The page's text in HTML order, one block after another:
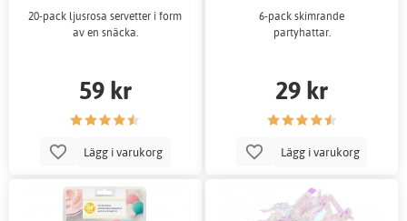
20-pack ljusrosa servetter i form
av en snäcka.
59 kr
Lägg i varukorg
6-pack skimrande
partyhattar.
29 kr
Lägg i varukorg